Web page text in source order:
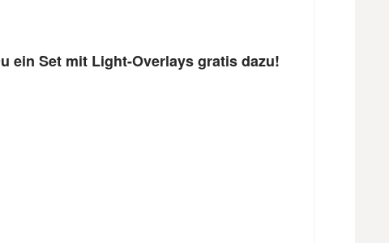
ein Set mit Light-Overlays gratis dazu!